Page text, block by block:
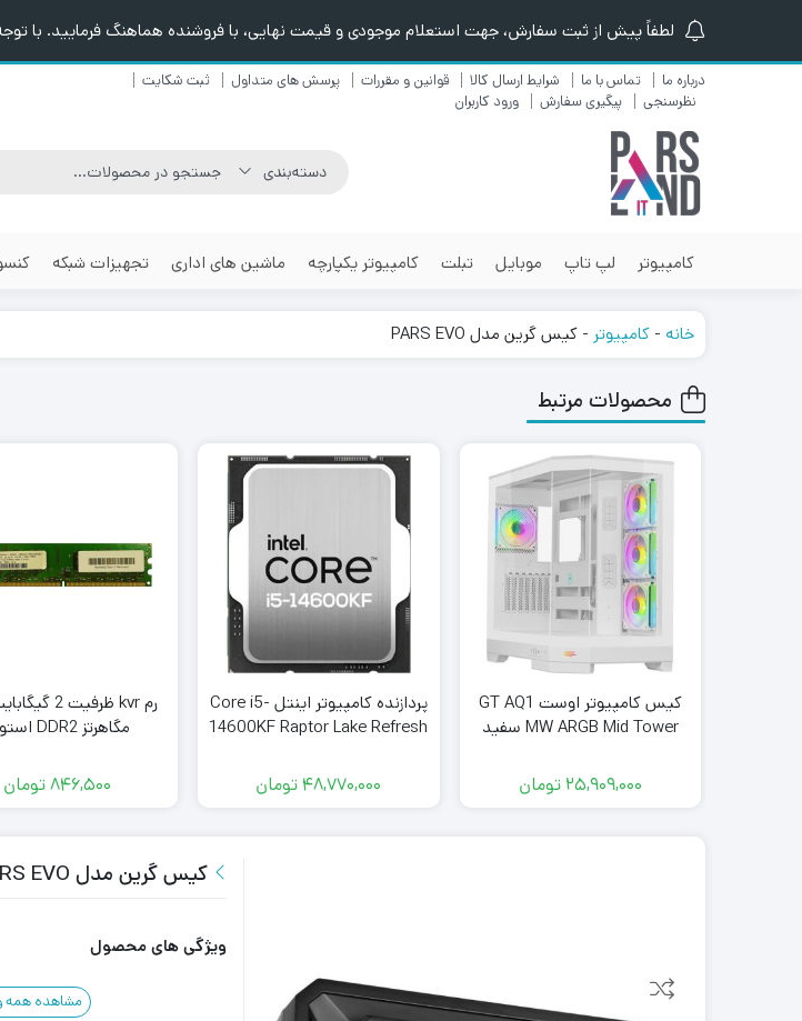
لطفاً پیش از ثبت سفارش، جهت استعلام موجودی و قیمت نهایی، با فروشنده هماهنگ فرمایید. با
درباره ما تماس با ما شرایط ارسال کالا قوانین و مقررات پرسش های متداول
ثبت شکایت
نظرسنجی
پیگیری سفارش ورود کاربران
کامپیوتر لپ تاپ موبایل تبلت کامپیوتر یکپارچه ماشین های اداری تجهیزات شبکه
خانه - کامپیوتر - کیس گرین مدل PARS EVO
محصولات مرتبط
کیس کامپیوتر اوست GT AQ1
MW ARGB Mid Tower سفید
25,909,000 تومان
پردازنده کامپیوتر اینتل Core i5-
14600KF Raptor Lake Refresh
48,770,000 تومان
مگاهرتز DDR2 استوک
846,500تومان
کیس گرین مدل PARS EVO
ویژگی های محصول
مشاهده همه